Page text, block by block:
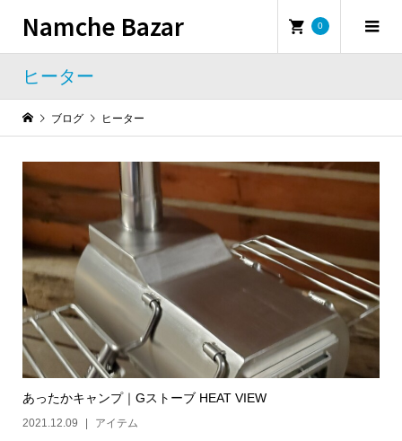
Namche Bazar 0
ヒーター
ブログ ヒーター
あったかキャンプ｜Gストーブ HEAT VIEW
2021.12.09 アイテム